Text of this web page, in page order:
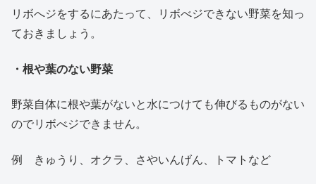
リボへジをするにあたって、リボべジできない野菜を知っ
ておきましょう。
・根や葉のない野菜
野菜自体に根や葉がないと水につけても伸びるものがない
のでリボべジできません。
例 きゅうり、オクラ、さやいんげん、トマトなど